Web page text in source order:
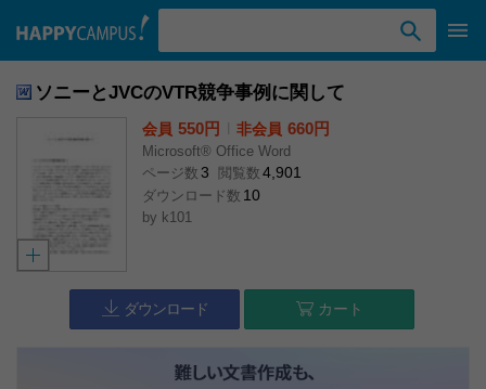
ソニーとJVCのVTR競争事例に関して
会員 550円 非会員 660円
Microsoft® Office Word
ページ数 3 閲覧数 4,901
ダウンロード数 10
by k101
ダウンロード カート